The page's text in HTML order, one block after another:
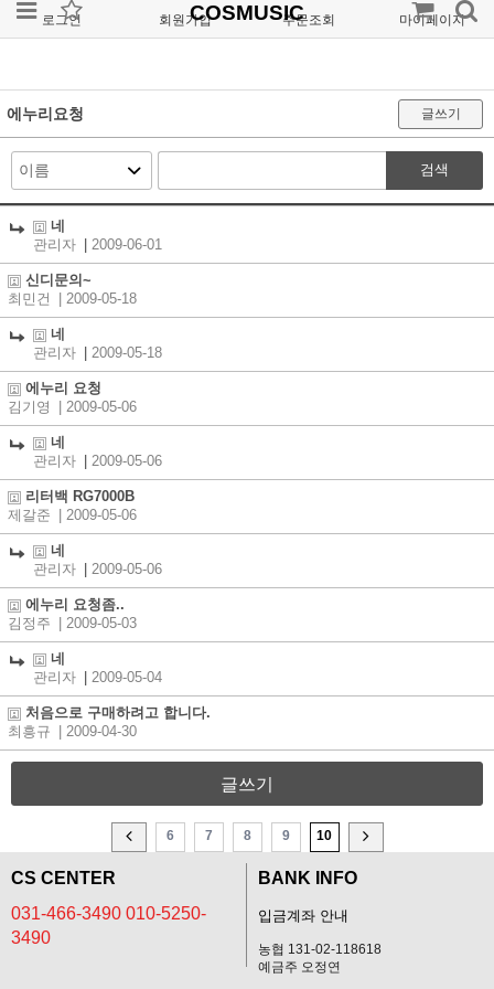
로그인 회원가입 주문조회 마이페이지
COSMUSIC
에누리요청 글쓰기
검색
네
관리자
2009-06-01
신디문의~
최민건
| 2009-05-18
네
관리자
2009-05-18
에누리 요청
김기영
| 2009-05-06
네
관리자
2009-05-06
리터백 RG7000B
제갈준
| 2009-05-06
네
관리자
2009-05-06
에누리 요청좀..
김정주
| 2009-05-03
네
관리자
2009-05-04
처음으로 구매하려고 합니다.
최흥규
| 2009-04-30
글쓰기
6 7 8 9 10
CS CENTER
031-466-3490 010-5250-
3490
BANK INFO
입금계좌 안내
농협 131-02-118618
예금주 오정연